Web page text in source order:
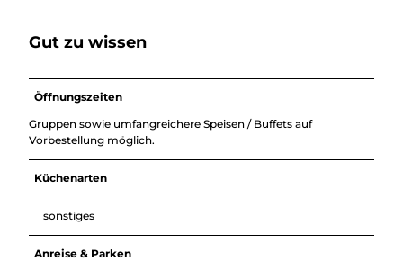
Gut zu wissen
Öffnungszeiten
Gruppen sowie umfangreichere Speisen / Buffets auf
Vorbestellung möglich.
Küchenarten
sonstiges
Anreise & Parken